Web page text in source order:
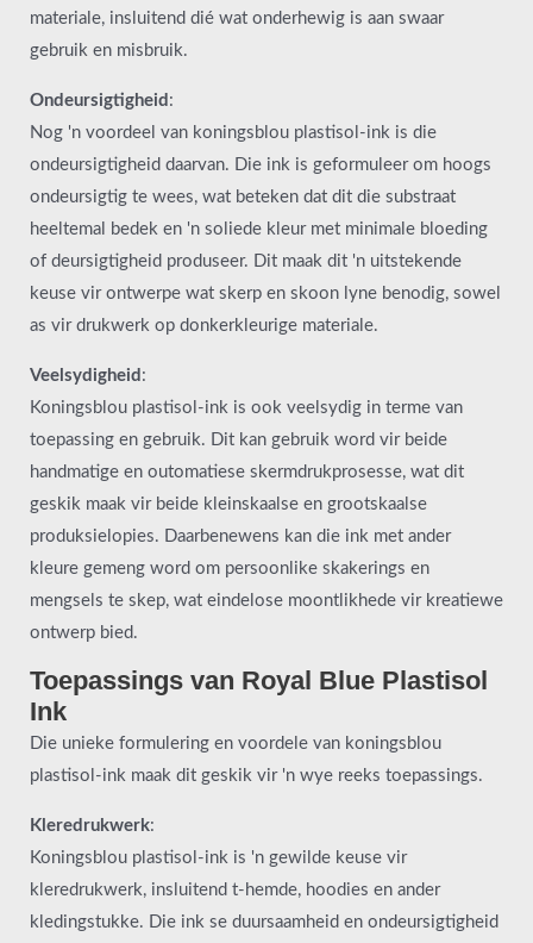
materiale, insluitend dié wat onderhewig is aan swaar
gebruik en misbruik.
Ondeursigtigheid :
Nog 'n voordeel van koningsblou plastisol-ink is die
ondeursigtigheid daarvan. Die ink is geformuleer om hoogs
ondeursigtig te wees, wat beteken dat dit die substraat
heeltemal bedek en 'n soliede kleur met minimale bloeding
of deursigtigheid produseer. Dit maak dit 'n uitstekende
keuse vir ontwerpe wat skerp en skoon lyne benodig, sowel
as vir drukwerk op donkerkleurige materiale.
Veelsydigheid :
Koningsblou plastisol-ink is ook veelsydig in terme van
toepassing en gebruik. Dit kan gebruik word vir beide
handmatige en outomatiese skermdrukprosesse, wat dit
geskik maak vir beide kleinskaalse en grootskaalse
produksielopies. Daarbenewens kan die ink met ander
kleure gemeng word om persoonlike skakerings en
mengsels te skep, wat eindelose moontlikhede vir kreatiewe
ontwerp bied.
Toepassings van Royal Blue Plastisol
Ink
Die unieke formulering en voordele van koningsblou
plastisol-ink maak dit geskik vir 'n wye reeks toepassings.
Kleredrukwerk:
Koningsblou plastisol-ink is 'n gewilde keuse vir
kleredrukwerk, insluitend t-hemde, hoodies en ander
kledingstukke. Die ink se duursaamheid en ondeursigtigheid